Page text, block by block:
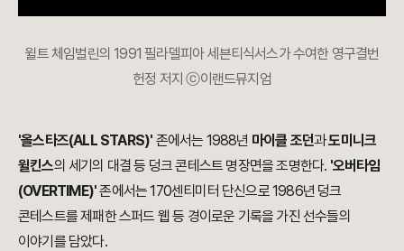
윌트 체임벌린의 1991 필라델피아 세븐티식서스가 수여한 영구결번
헌정 저지 ⓒ이랜드뮤지엄
'올스타즈(ALL STARS)' 존에서는 1988년 마이클 조던과도미니크
윌킨스의 세기의 대결 등 덩크 콘테스트 명장면을 조명한다. '오버타임
(OVERTIME)'존에서는 170센티미터 단신으로 1986년 덩크
콘테스트를 제패한 스퍼드 웹 등 경이로운 기록을 가진 선수들의
이야기를 담았다.